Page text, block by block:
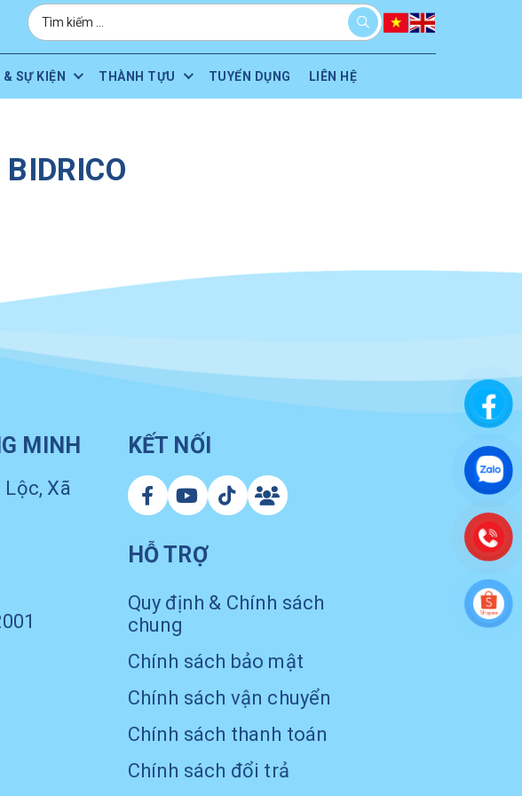
SỰ KIỆN THÀNH TỰU TUYỂN DỤNG LIÊN HỆ
MINH
Xã
KẾT NỐI
HỖ TRỢ
Quy định & Chính sách
chung
Chính sách bảo mật
Chính sách vận chuyển
Chính sách thanh toán
Chính sách đổi trả